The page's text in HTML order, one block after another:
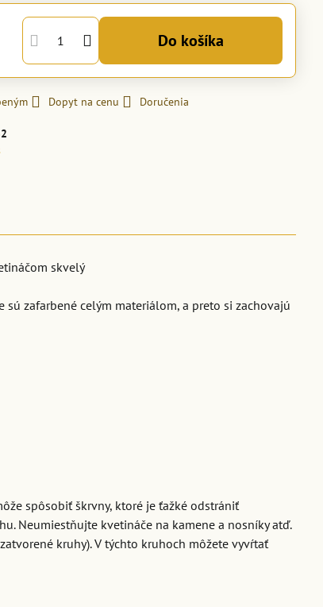
Do košíka
Dopyt na cenu Doručenia
skvelý
zafarbené celým materiálom, a preto si zachovajú
spôsobiť škrvny, ktoré je ťažké odstrániť
Neumiestňujte kvetináče na kamene a nosníky atď.
kruhy). V týchto kruhoch môžete vyvŕtať